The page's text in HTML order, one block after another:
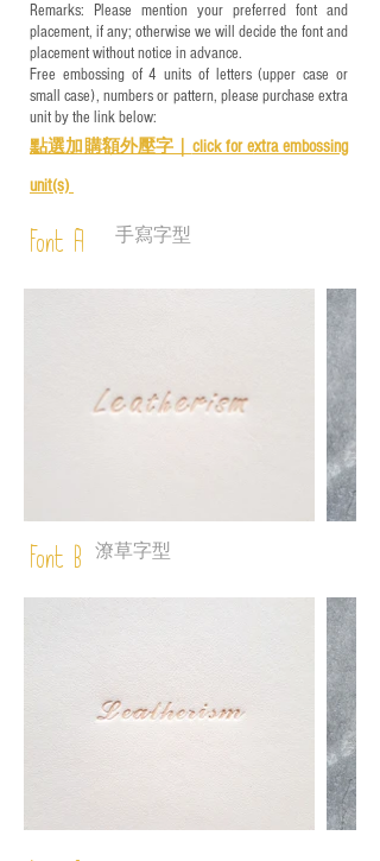
Remarks: Please mention your preferred font and
placement, if any; otherwise we will decide the font and
placement without notice in advance.
Free embossing of 4 units of letters (upper case or
small case), numbers or pattern, please purchase extra
unit by the link below:
點選加購額外壓字｜ click for extra embossing
unit(s)
Font A 手寫字型
Font B 潦草字型